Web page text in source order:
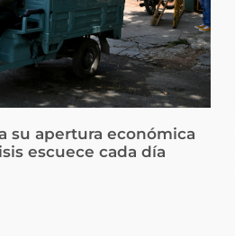
su apertura económica
escuece cada día